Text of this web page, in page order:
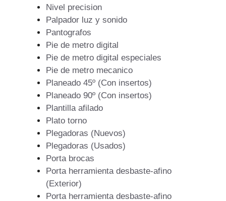
Nivel precision
Palpador luz y sonido
Pantografos
Pie de metro digital
Pie de metro digital especiales
Pie de metro mecanico
Planeado 45º (Con insertos)
Planeado 90º (Con insertos)
Plantilla afilado
Plato torno
Plegadoras (Nuevos)
Plegadoras (Usados)
Porta brocas
Porta herramienta desbaste-afino
(Exterior)
Porta herramienta desbaste-afino